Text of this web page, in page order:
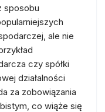
sposobu
ale nie
czy spółki
działalności
za zobowiązania
co wiąże się